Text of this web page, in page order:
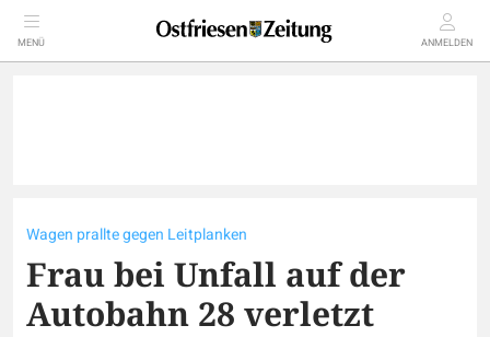
MENÜ ANMELDEN
Wagen prallte gegen Leitplanken
Frau bei Unfall auf der
Autobahn 28 verletzt